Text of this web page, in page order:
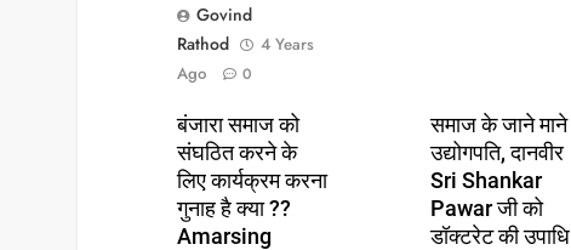
Govind
Rathod
4 Years
Ago
0
बंजारा समाज को
संघठित करने के
लिए कार्यक्रम करना
गुनाह है क्या ??
Amarsing
समाज के जाने माने
उद्योगपति, दानवीर
Sri Shankar
Pawar जी को
डॉक्टरेट की उपाधि